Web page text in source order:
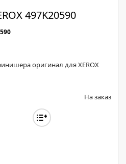
497K20590
оригинал для XEROX
На заказ